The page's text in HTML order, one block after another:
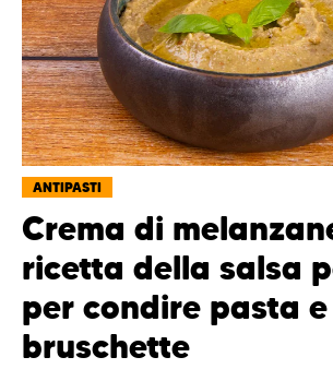
ANTIPASTI
Crema di
ricetta della salsa
per condire pasta e
bruschette